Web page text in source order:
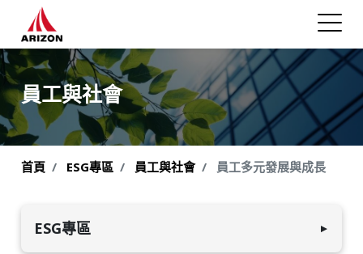
員工與社會
首頁 ESG專區 員工與社會 員工多元發展與成長​
ESG專區 ▼